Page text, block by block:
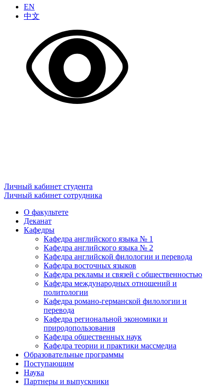
EN
中文
Личный кабинет студента
Личный кабинет сотрудника
О факультете
Деканат
Кафедры
Кафедра английского языка № 1
Кафедра английского языка № 2
Кафедра английской филологии и перевода
Кафедра восточных языков
Кафедра рекламы и связей с общественностью
Кафедра международных отношений и
политологии
Кафедра романо-германской филологии и
перевода
Кафедра региональной экономики и
природопользования
Кафедра общественных наук
Кафедра теории и практики массмедиа
Образовательные программы
Поступающим
Наука
Партнеры и выпускники